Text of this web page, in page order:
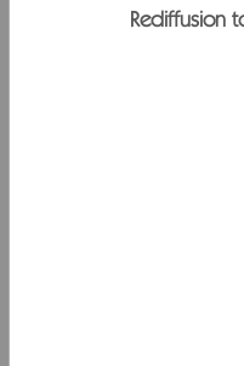
Rediffusion